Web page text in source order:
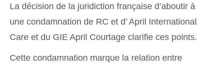
La décision de la juridiction française d’aboutir à
une condamnation de RC et d’ April International
Care et du GIE April Courtage clarifie ces points.
Cette condamnation marque la relation entre